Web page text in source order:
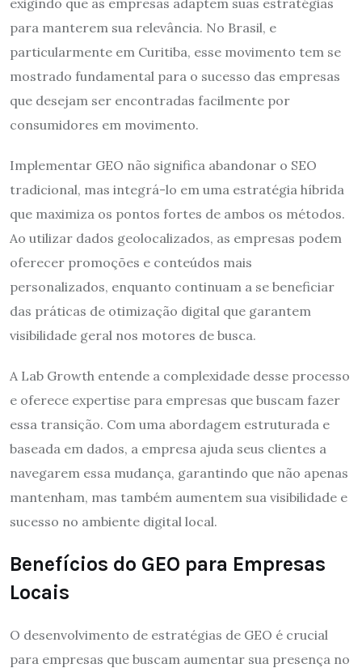
para manterem sua relevância. No Brasil, e
particularmente em Curitiba, esse movimento tem se
mostrado fundamental para o sucesso das empresas
que desejam ser encontradas facilmente por
consumidores em movimento.
Implementar GEO não significa abandonar o SEO
tradicional, mas integrá-lo em uma estratégia híbrida
que maximiza os pontos fortes de ambos os métodos.
Ao utilizar dados geolocalizados, as empresas podem
oferecer promoções e conteúdos mais
personalizados, enquanto continuam a se beneficiar
das práticas de otimização digital que garantem
visibilidade geral nos motores de busca.
A Lab Growth entende a complexidade desse processo
e oferece expertise para empresas que buscam fazer
essa transição. Com uma abordagem estruturada e
baseada em dados, a empresa ajuda seus clientes a
navegarem essa mudança, garantindo que não apenas
mantenham, mas também aumentem sua visibilidade e
sucesso no ambiente digital local.
Benefícios do GEO para Empresas
Locais
O desenvolvimento de estratégias de GEO é crucial
para empresas que buscam aumentar sua presença no